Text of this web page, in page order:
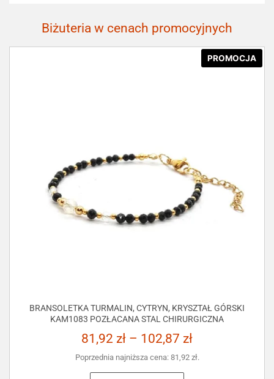
Biżuteria w cenach promocyjnych
PROMOCJA
BRANSOLETKA TURMALIN, CYTRYN, KRYSZTAŁ GÓRSKI
KAM1083 POZŁACANA STAL CHIRURGICZNA
81,92 zł – 102,87 zł
Poprzednia najniższa cena: 81,92 zł.